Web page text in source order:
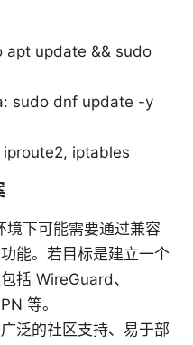
apt update && sudo
sudo dnf update -y
iproute2, iptables
下可能需要通过兼容
能。若目标是建立一个
括 WireGuard、
等。
泛的社区支持、易于部